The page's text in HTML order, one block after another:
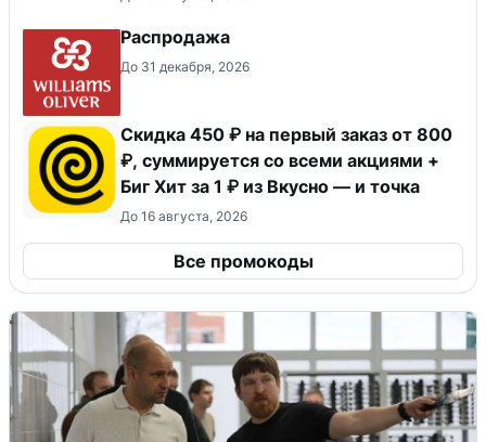
Распродажа
До 31 декабря, 2026
Скидка 450 ₽ на первый заказ от 800
₽, суммируется со всеми акциями +
Биг Хит за 1 ₽ из Вкусно — и точка
До 16 августа, 2026
Все промокоды